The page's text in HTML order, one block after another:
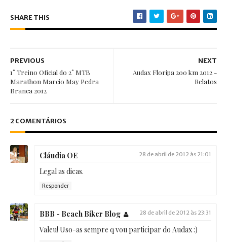
SHARE THIS
NEXT
Audax Floripa 200 km 2012 -
Relatos
PREVIOUS
1˚ Treino Oficial do 2˚ MTB
Marathon Marcio May Pedra
Branca 2012
2 COMENTÁRIOS
Cláudia OE 28 de abril de 2012 às 21:01
Legal as dicas.
Responder
BBB - Beach Biker Blog 28 de abril de 2012 às 23:31
Valeu! Uso-as sempre q vou participar do Audax :)